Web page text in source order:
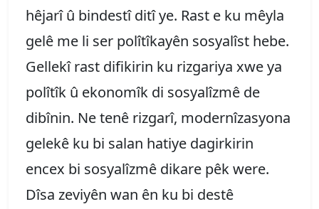
hêjarî û bindestî ditî ye. Rast e ku mêyla
gelê me li ser polîtîkayên sosyalîst hebe.
Gellekî rast difikirin ku rizgariya xwe ya
polîtîk û ekonomîk di sosyalîzmê de
dibînin. Ne tenê rizgarî, modernîzasyona
gelekê ku bi salan hatiye dagirkirin
encex bi sosyalîzmê dikare pêk were.
Dîsa zeviyên wan ên ku bi destê